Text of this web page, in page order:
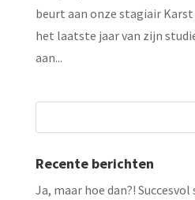
beurt aan onze stagiair
het laatste jaar van zijn
aan...
Recente berichten
Ja, maar hoe dan?!